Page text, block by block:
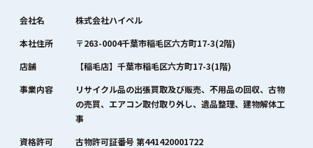
会社名
株式会社ハイペル
本社住所
〒263-0004千葉市稲毛区六方町17-3(2階)
店舗
【稲毛店】千葉市稲毛区六方町17-3(1階)
事業内容
リサイクル品の出張買取及び販売、不用品の回収、古物
の売買、エアコン取付取り外し、遺品整理、建物解体工
事
資格許可
古物許可証番号 第441420001722